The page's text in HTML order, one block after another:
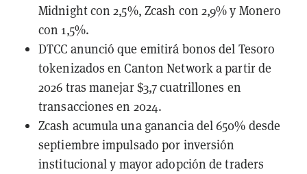
Midnight con 2,5%, Zcash con 2,9% y Monero
con 1,5%.
DTCC anunció que emitirá bonos del Tesoro
tokenizados en Canton Network a partir de
2026 tras manejar $3,7 cuatrillones en
transacciones en 2024.
Zcash acumula una ganancia del 650% desde
septiembre impulsado por inversión
institucional y mayor adopción de traders